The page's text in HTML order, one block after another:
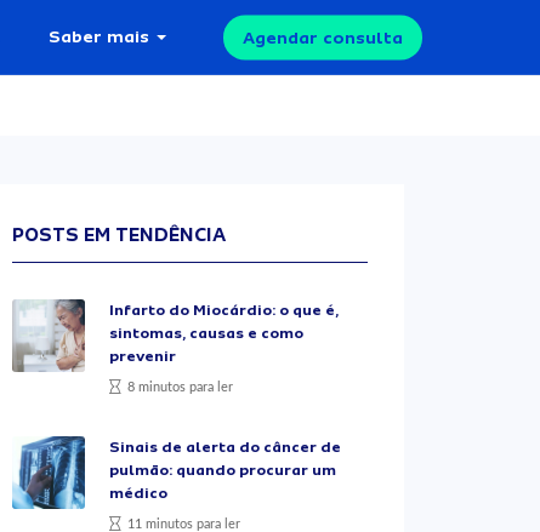
Saber mais Agendar consulta
POSTS EM TENDÊNCIA
Infarto do Miocárdio: o que é,
sintomas, causas e como
prevenir
8 minutos para ler
Sinais de alerta do câncer de
pulmão: quando procurar um
médico
11 minutos para ler